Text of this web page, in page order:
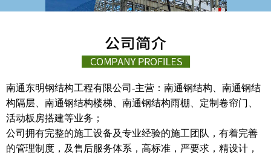
南通东明钢结构工程有限公司-主营：南通钢结构、南通钢结
构隔层、南通钢结构楼梯、南通钢结构雨棚、定制卷帘门、
活动板房搭建等业务；
公司拥有完整的施工设备及专业经验的施工团队，有着完善
的管理制度，及售后服务体系，高标准，严要求，精设计，